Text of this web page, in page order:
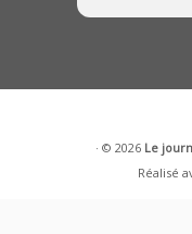
· © 2026 Le
Réalisé